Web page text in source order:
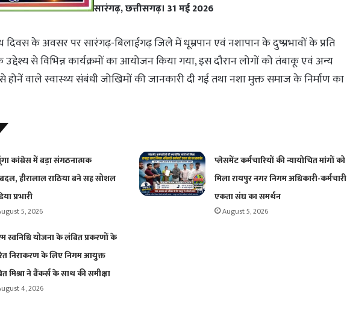
सारंगढ़, छत्तीसगढ़। 31 मई 2026
दिवस के अवसर पर सारंगढ़-बिलाईगढ़ जिले में धूम्रपान एवं नशापान के दुष्प्रभावों के प्रति
से विभिन्न कार्यक्रमों का आयोजन किया गया, इस दौरान लोगों को तंबाकू एवं अन्य
वाले स्वास्थ्य संबंधी जोखिमों की जानकारी दी गई तथा नशा मुक्त समाज के निर्माण का
कांग्रेस में बड़ा संगठनात्मक
हीरालाल राठिया बने सह सोशल
प्रभारी
5, 2026
प्लेसमेंट कर्मचारियों की न्यायोचित मांगों को
मिला रायपुर नगर निगम अधिकारी-कर्मचारी
एकता संघ का समर्थन
August 5, 2026
स्वनिधि योजना के लंबित प्रकरणों के
निराकरण के लिए निगम आयुक्त
मिश्रा ने बैंकर्स के साथ की समीक्षा
4, 2026